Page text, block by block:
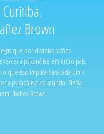
Brown
que por distintas razões
a psicanálise em outro país,
que isso implica para cada um e
a psicanálise no mundo. Nesta
Ibañez Brown.